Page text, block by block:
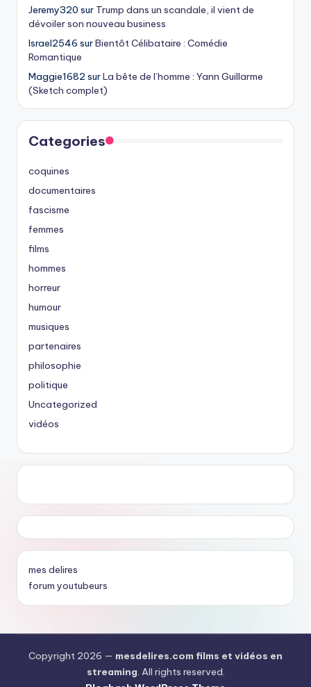
Jeremy320 sur Trump dans un scandale, il vient de
dévoiler son nouveau business
Israel2546 surBientôt Célibataire : Comédie
Romantique
Maggie1682 surLa bête de l’homme : Yann Guillarme
(Sketch complet)
Categories
coquines
documentaires
fascisme
femmes
films
hommes
horreur
humour
musiques
partenaires
philosophie
politique
Uncategorized
vidéos
mes delires
forum youtubeurs
Copyright 2026 — mesdelires.com films et vidéos en
streaming. All rights reserved.